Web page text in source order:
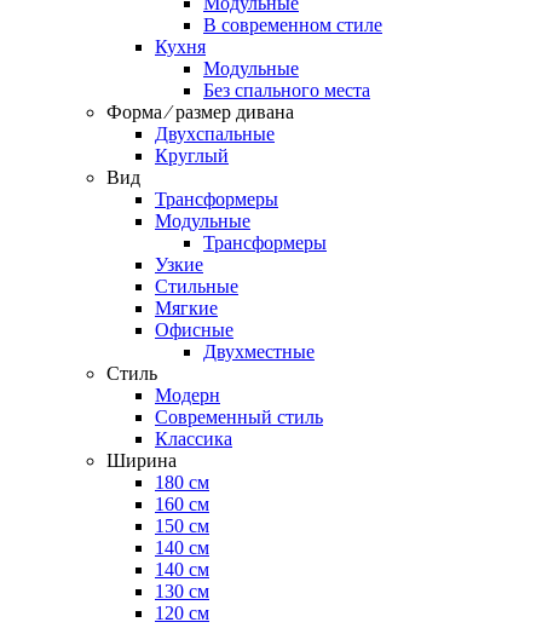
В современном стиле
Кухня
Модульные
Без спального места
Форма ⁄ размер дивана
Двухспальные
Круглый
Вид
Трансформеры
Модульные
Трансформеры
Узкие
Стильные
Мягкие
Офисные
Двухместные
Стиль
Модерн
Современный стиль
Классика
Ширина
180 см
160 см
150 см
140 см
140 см
130 см
120 см